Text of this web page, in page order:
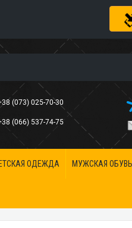
(073) 025-70-30
(066) 537-74-75
ОДЕЖДА МУЖСКАЯ ОБУВЬ